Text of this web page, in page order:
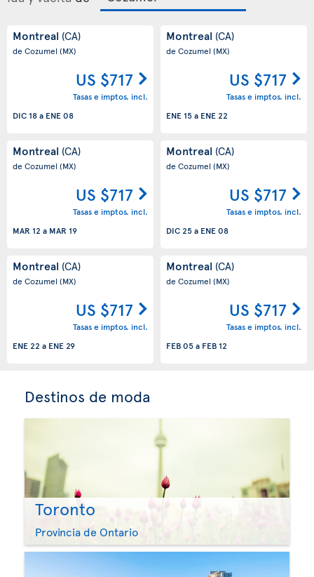
Montreal (CA)
de Cozumel(MX)
US $717
Tasas e imptos. incl.
DIC 18a ENE 08
Montreal (CA)
de Cozumel(MX)
US $717
Tasas e imptos. incl.
ENE 15a ENE 22
Montreal (CA)
de Cozumel(MX)
US $717
Tasas e imptos. incl.
MAR 12 a MAR 19
Montreal (CA)
de Cozumel(MX)
US $717
Tasas e imptos. incl.
DIC 25a ENE 08
Montreal (CA)
de Cozumel(MX)
US $717
Tasas e imptos. incl.
ENE 22 a ENE 29
Montreal (CA)
de Cozumel(MX)
US $717
Tasas e imptos. incl.
FEB 05a FEB 12
Destinos de moda
Toronto
Provincia de Ontario